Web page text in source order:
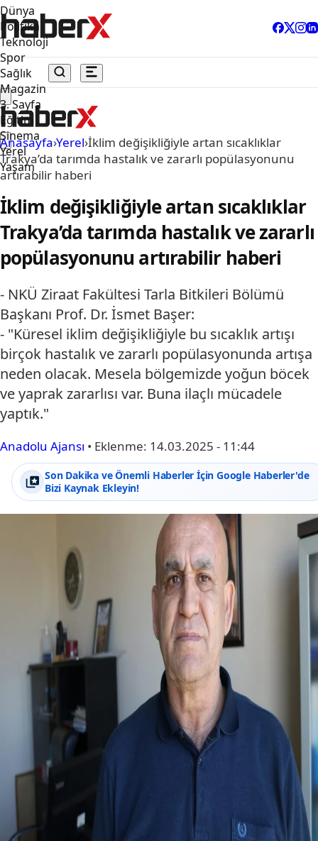
Dünya
Politika
Teknoloji
Spor
Sağlık
Magazin
3. Sayfa
Eğitim
Sinema
Yerel
Yaşam
Anasayfa›Yerel›İklim değişikliğiyle artan sıcaklıklar
Trakya’da tarımda hastalık ve zararlı popülasyonunu
artırabilir haberi
İklim değişikliğiyle artan sıcaklıklar
Trakya’da tarımda hastalık ve zararlı
popülasyonunu artırabilir haberi
- NKÜ Ziraat Fakültesi Tarla Bitkileri Bölümü
Başkanı Prof. Dr. İsmet Başer:
- "Küresel iklim değişikliğiyle bu sıcaklık artışı
birçok hastalık ve zararlı popülasyonunda artışa
neden olacak. Mesela bölgemizde yoğun böcek
ve yaprak zararlısı var. Buna ilaçlı mücadele
yaptık."
Anadolu Ajansı • Eklenme: 14.03.2025 - 11:44
Son Dakika ve Önemli Haberler İçin Google Haberler'de
Bizi Kaynak Ekleyin!